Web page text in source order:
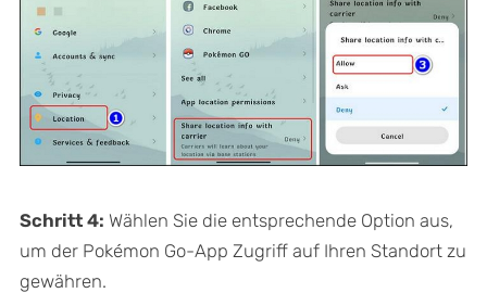
Schritt 4: Wählen Sie die entsprechende Option aus,
um der Pokémon Go-App Zugriff auf Ihren Standort zu
gewähren.